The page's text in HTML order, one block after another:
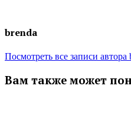
brenda
Посмотреть все записи
Вам также может